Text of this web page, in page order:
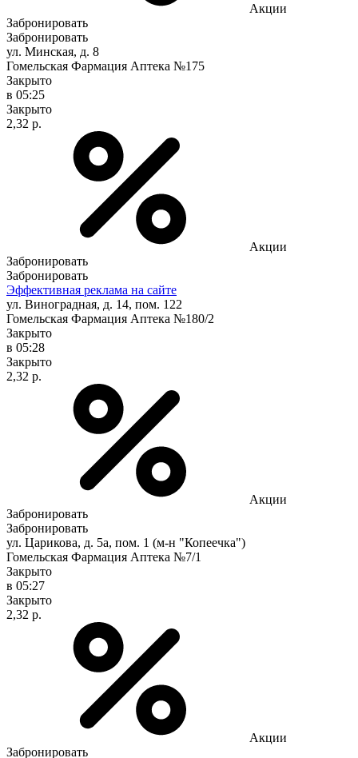
Акции
Забронировать
Забронировать
ул. Минская, д. 8
Гомельская Фармация Аптека №175
Закрыто
в 05:25
Закрыто
2,32 р.
Акции
Забронировать
Забронировать
Эффективная реклама на сайте
ул. Виноградная, д. 14, пом. 122
Гомельская Фармация Аптека №180/2
Закрыто
в 05:28
Закрыто
2,32 р.
Акции
Забронировать
Забронировать
ул. Царикова, д. 5а, пом. 1 (м-н "Копеечка")
Гомельская Фармация Аптека №7/1
Закрыто
в 05:27
Закрыто
2,32 р.
Акции
Забронировать